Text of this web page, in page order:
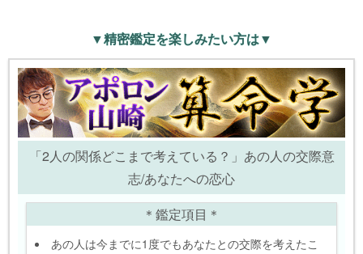
▼精密鑑定を楽しみたい方は▼
「2人の関係どこまで考えている？」あの人の交際意
志/あなたへの恋心
＊鑑定項目＊
あの人は今までに1度でもあなたとの交際を考えたこ